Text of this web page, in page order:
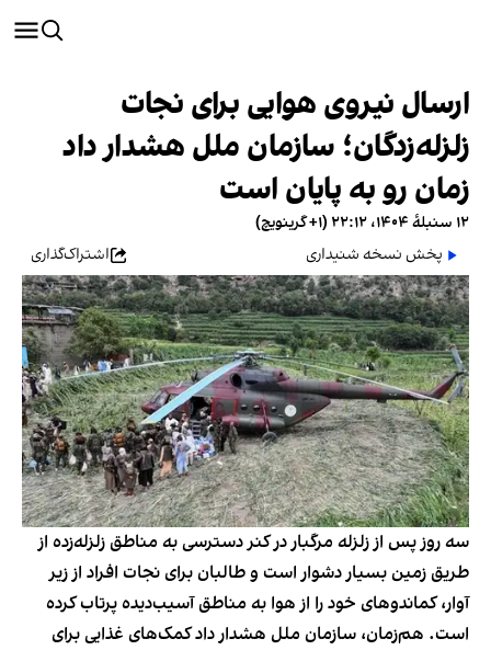
ارسال نیروی هوایی برای نجات‌
زلزله‌زدگان؛ سازمان ملل هشدار داد
زمان رو به پایان است
۱۲ سنبلهٔ ۱۴۰۴، ۲۲:۱۲ (‎+۱ گرینویچ)
پخش نسخه شنیداری
اشتراک‌گذاری
سه روز پس از زلزله مرگبار در کنر دسترسی به مناطق زلزله‌زده از
طریق زمین بسیار دشوار است و طالبان برای نجات افراد از زیر
آوار، کماندوهای خود را از هوا به مناطق آسیب‌دیده پرتاب کرده
است. هم‌زمان، سازمان ملل هشدار داد کمک‌های غذایی برای